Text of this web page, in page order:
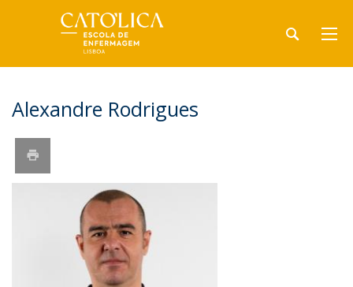
Alexandre Rodrigues